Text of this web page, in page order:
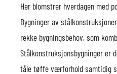
Her blomstrer hverdagen med
Bygninger av stålkonstruksjoner
rekke bygningsbehov, som
Stålkonstruksjonsbygninger er
tåle tøffe værforhold samtidig